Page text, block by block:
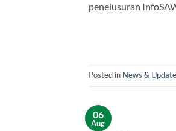
penelusuran
Posted in News &
06
Aug